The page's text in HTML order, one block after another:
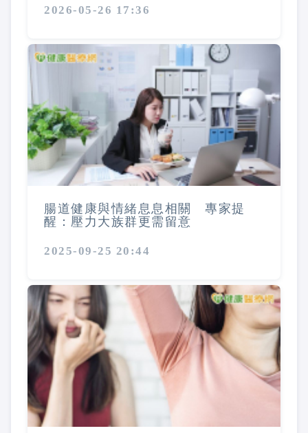
2026-05-26 17:36
腸道健康與情緒息息相關 專家提
醒：壓力大族群更需留意
2025-09-25 20:44